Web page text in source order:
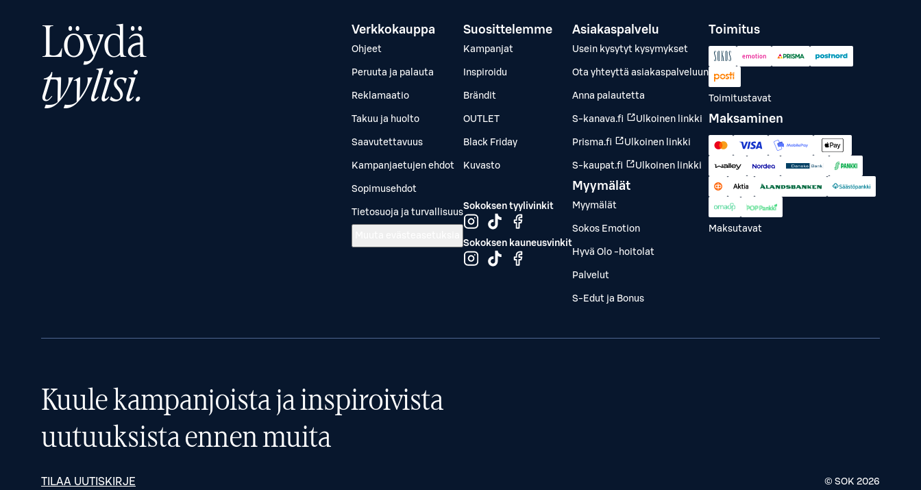
Löydä
tyylisi.
Verkkokauppa
Ohjeet
Peruuta ja palauta
Reklamaatio
Takuu ja huolto
Saavutettavuus
Kampanjaetujen ehdot
Sopimusehdot
Tietosuoja ja turvallisuus
Suosittelemme
Kampanjat
Inspiroidu
Brändit
OUTLET
Black Friday
Kuvasto
Sokoksen tyylivinkit
Sokoksen kauneusvinkit
Asiakaspalvelu
Usein kysytyt kysymykset
Ota yhteyttä asiakaspalveluun
Anna palautetta
S-kanava.fi Ulkoinen linkki
Prisma.fi Ulkoinen linkki
S-kaupat.fi Ulkoinen linkki
Myymälät
Myymälät
Sokos Emotion
Hyvä Olo -hoitolat
Palvelut
S-Edut ja Bonus
Toimitus
Toimitustavat
Maksaminen
Maksutavat
Kuule kampanjoista ja inspiroivista
uutuuksista ennen muita
TILAA UUTISKIRJE © SOK 2026